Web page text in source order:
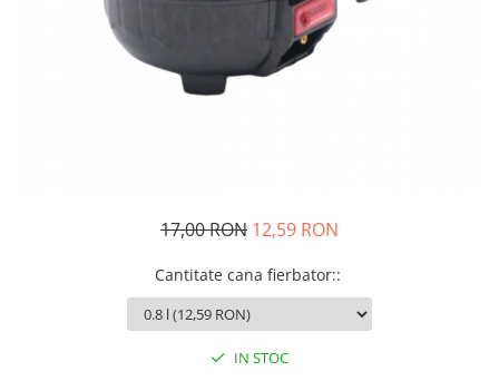
Curatatoare legume si fructe
Cutite si seturi de cutite
Masini de tocat si macinat
Tirbusoane si dopuri
Cantare electronice comerciale
Curatenie generala
Bureti si lavete
17,00 RON 12,59 RON
Cantitate cana fierbator::
IN STOC